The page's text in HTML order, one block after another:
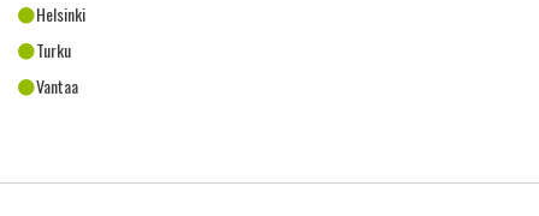
Helsinki
Turku
Vantaa